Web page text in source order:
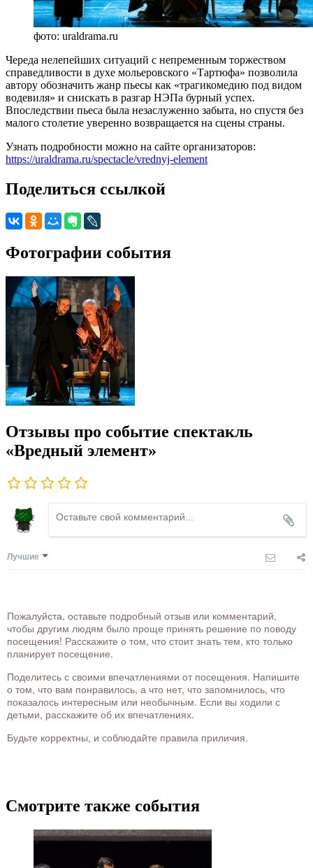
фото: uraldrama.ru
Череда нелепейших ситуаций с непременным торжеством
справедливости в духе мольеровского «Тартюфа» позволила
автору обозначить жанр пьесы как «трагикомедию под видом
водевиля» и снискать в разгар НЭПа бурный успех.
Впоследствии пьеса была незаслуженно забыта, но спустя без
малого столетие уверенно возвращается на сцены страны.
Узнать подробности можно на сайте организаторов:
https://uraldrama.ru/spectacle/vrednyj-element
Поделиться ссылкой
Фотографии события
Отзывы про событие спектакль
«Вредный элемент»
Лучшие
Пожалуйста, оставьте подробный отзыв или комментарий,
чтобы другим людям было проще принять решение по поводу
посещения! Расскажите о том, что стоит знать тем, кто только
планирует посещение.
Поделитесь с своими впечатлениями от посещения. Напишите
о том, что вам понравилось, а что нет, что запомнилось, что
показалось интересным или необычным. Если вы ходили с
детьми, расскажите об их впечатлениях.
Будьте корректны, и соблюдайте правила приличия.
Смотрите также события